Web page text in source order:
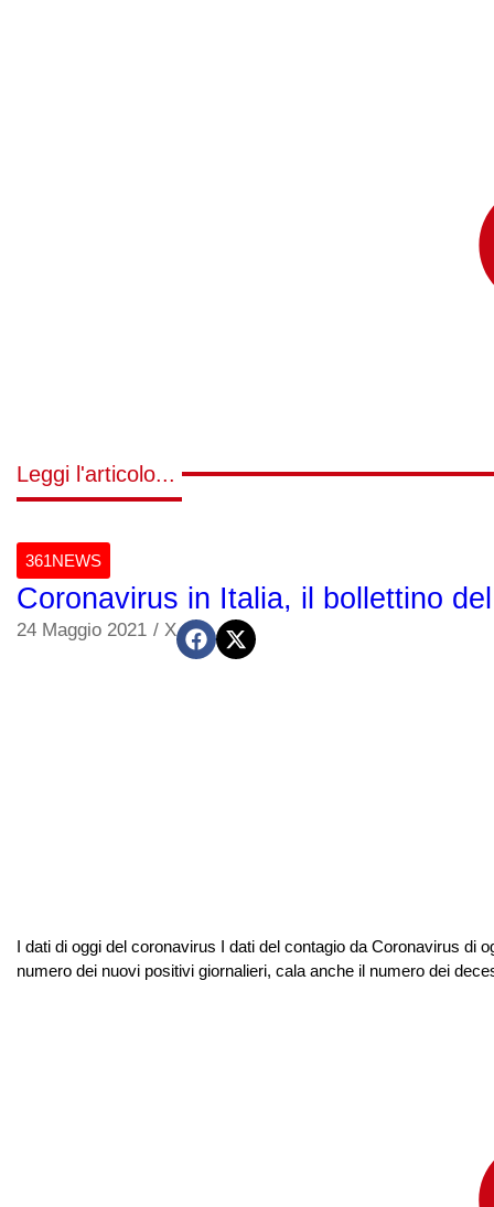
Leggi l'articolo...
361NEWS
Coronavirus in Italia, il bollettino
24 Maggio 2021 / X
I dati di oggi del coronavirus I dati del contagio da Coronavirus di
numero dei nuovi positivi giornalieri, cala anche il numero dei